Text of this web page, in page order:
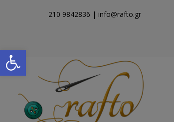
Open toolbar
210 9842836 | info@rafto.gr